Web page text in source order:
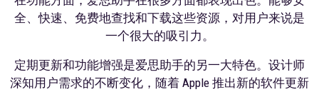
全、快速、免费地查找和下载这些资源，对用户来说是
一个很大的吸引力。
定期更新和功能增强是爱思助手的另一大特色。设计师
深知用户需求的不断变化，随着 Apple 推出新的软件更新